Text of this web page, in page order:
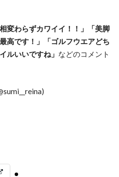
相変わらずカワイイ！！」「美脚
高です！」「ゴルフウエアどち
ルいいですね」 などのコメント